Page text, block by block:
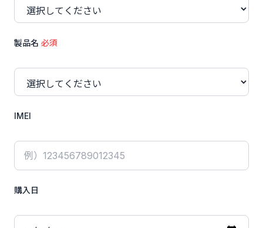
製品名 必須
IMEI
購入日